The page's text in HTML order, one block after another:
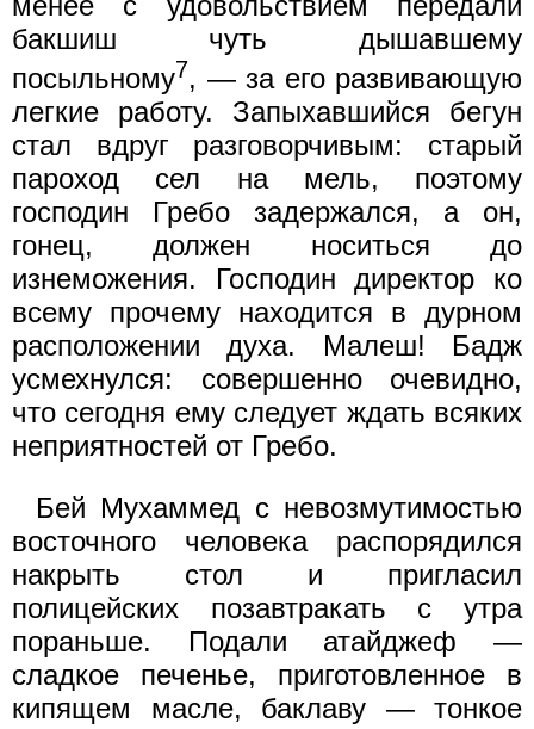
бакшиш чуть дышавшему
посыльному7, — за его развивающую
легкие работу. Запыхавшийся бегун
стал вдруг разговорчивым: старый
пароход сел на мель, поэтому
господин Гребо задержался, а он,
гонец, должен носиться до
изнеможения. Господин директор ко
всему прочему находится в дурном
расположении духа. Малеш! Бадж
усмехнулся: совершенно очевидно,
что сегодня ему следует ждать всяких
неприятностей от Гребо.
Бей Мухаммед с невозмутимостью
восточного человека распорядился
накрыть стол и пригласил
полицейских позавтракать с утра
пораньше. Подали атайджеф —
сладкое печенье, приготовленное в
кипящем масле, баклаву — тонкое